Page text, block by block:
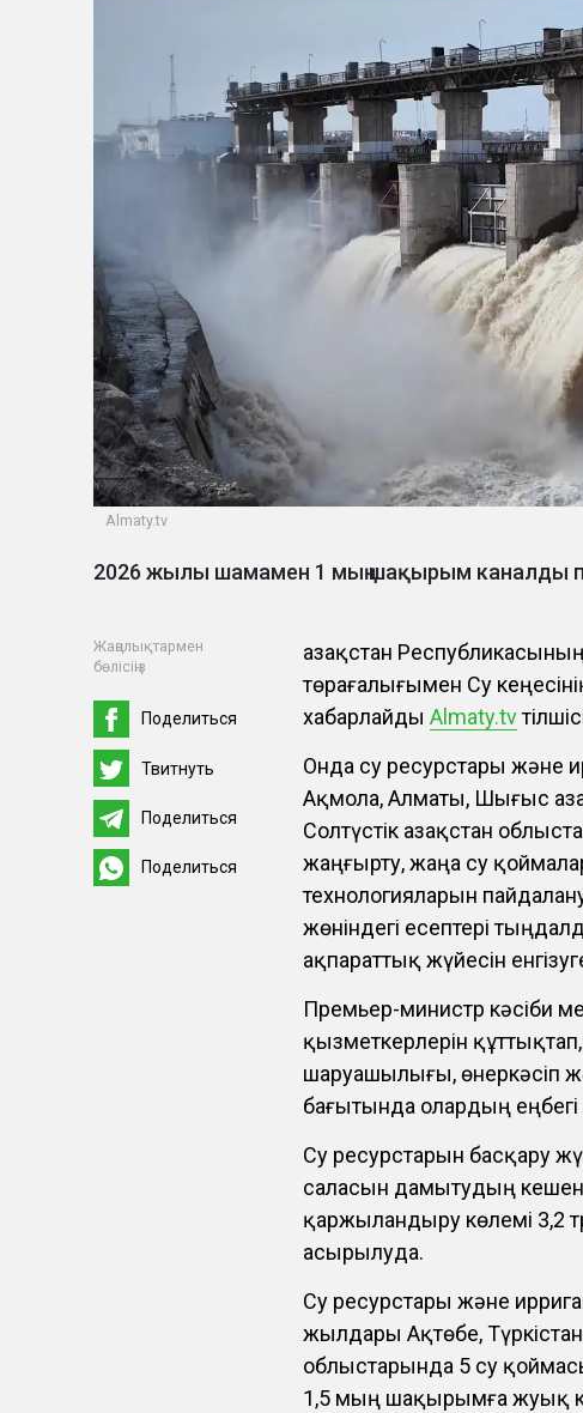
Аlmaty.tv
2026 жылы шамамен 1 мың шақырым каналды
Жаңалықтармен
бөлісіңіз
Поделиться
Твитнуть
Поделиться
Поделиться
Қазақстан
төрағалығымен Су
хабарлайдыАlmaty.tv
Онда су ресурстары және
Ақмола, Алматы, Шығыс
Солтүстік Қазақстан
жаңғырту, жаңа су
технологияларын
жөніндегі есептері
ақпараттық жүйесін
Премьер-министр кәсіби
қызметкерлерін
шаруашылығы, өнеркәсіп
бағытында олардың еңбегі
Су ресурстарын басқару
саласын дамытудың
қаржыландыру көлемі 3,2
асырылуда.
Су ресурстары және
жылдары Ақтөбе,
облыстарында 5 су
1,5 мың шақырымға жуық